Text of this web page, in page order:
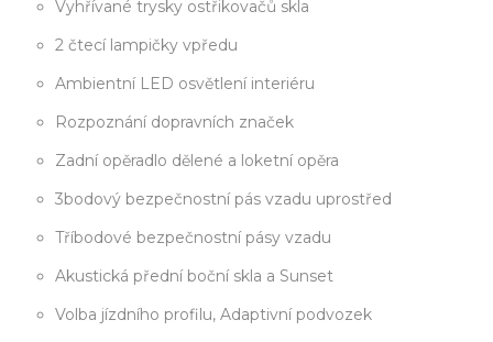
Vyhřívané trysky ostřikovačů skla
2 čtecí lampičky vpředu
Ambientní LED osvětlení interiéru
Rozpoznání dopravních značek
Zadní opěradlo dělené a loketní opěra
3bodový bezpečnostní pás vzadu uprostřed
Tříbodové bezpečnostní pásy vzadu
Akustická přední boční skla a Sunset
Volba jízdního profilu, Adaptivní podvozek